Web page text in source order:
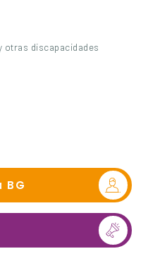
otras discapacidades
BG